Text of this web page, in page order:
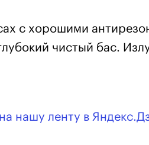
с хорошими
чистый бас.
нашу ленту в